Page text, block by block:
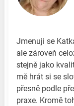
Jmenuji se
ale zároveň
stejně jako
mě hrát si se
přesně podle
praxe. Kromě